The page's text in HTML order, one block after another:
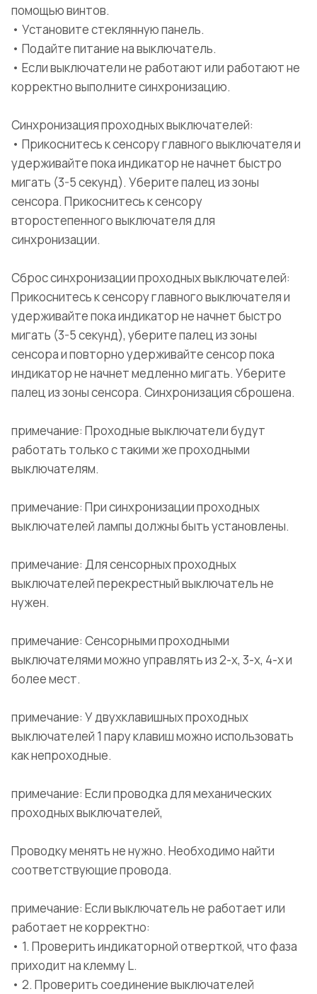
помощью винтов.
• Установите стеклянную панель.
• Подайте питание на выключатель.
• Если выключатели не работают или работают не
корректно выполните синхронизацию.
Синхронизация проходных выключателей:
• Прикоснитесь к сенсору главного выключателя и
удерживайте пока индикатор не начнет быстро
мигать (3-5 секунд). Уберите палец из зоны
сенсора. Прикоснитесь к сенсору
второстепенного выключателя для
синхронизации.
Сброс синхронизации проходных выключателей:
Прикоснитесь к сенсору главного выключателя и
удерживайте пока индикатор не начнет быстро
мигать (3-5 секунд), уберите палец из зоны
сенсора и повторно удерживайте сенсор пока
индикатор не начнет медленно мигать. Уберите
палец из зоны сенсора. Синхронизация сброшена.
примечание: Проходные выключатели будут
работать только с такими же проходными
выключателям.
примечание: При синхронизации проходных
выключателей лампы должны быть установлены.
примечание: Для сенсорных проходных
выключателей перекрестный выключатель не
нужен.
примечание: Сенсорными проходными
выключателями можно управлять из 2-х, 3-х, 4-х и
более мест.
примечание: У двухклавишных проходных
выключателей 1 пару клавиш можно использовать
как непроходные.
примечание: Если проводка для механических
проходных выключателей,
Проводку менять не нужно. Необходимо найти
соответствующие провода.
примечание: Если выключатель не работает или
работает не корректно:
• 1. Проверить индикаторной отверткой, что фаза
приходит на клемму L.
• 2. Проверить соединение выключателей